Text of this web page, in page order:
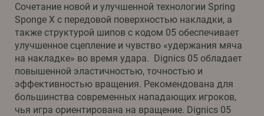
Сочетание новой и улучшенной технологии Spring
Sponge X с передовой поверхностью накладки, а
также структурой шипов с кодом 05 обеспечивает
улучшенное сцепление и чувство «удержания мяча
на накладке» во время удара. Dignics 05 обладает
повышенной эластичностью, точностью и
эффективностью вращения. Рекомендована для
большинства современных нападающих игроков,
чья игра ориентирована на вращение. Dignics 05